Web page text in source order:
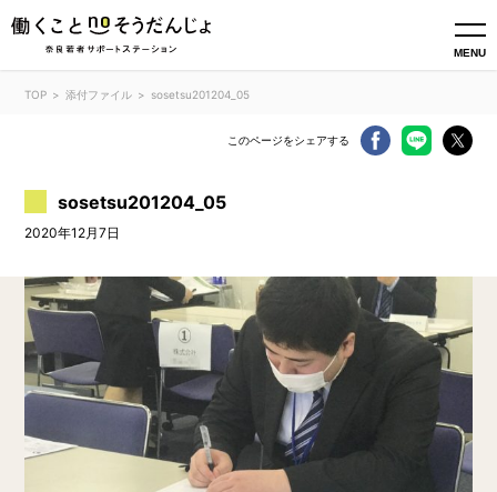
MENU
TOP 添付ファイル sosetsu201204_05
このページをシェアする
sosetsu201204_05
2020年12月7日